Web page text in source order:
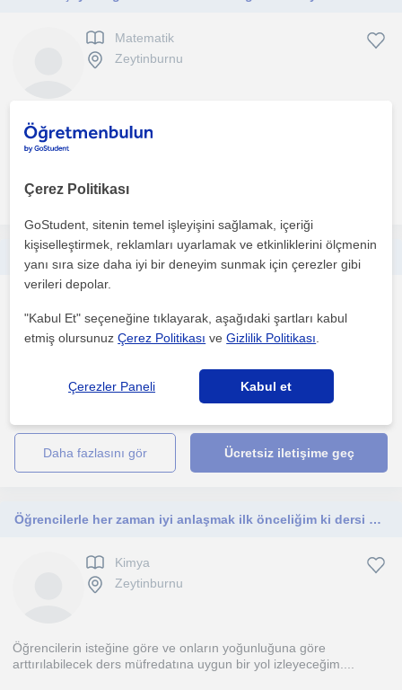
Matematik
Zeytinburnu
Birebir eğitimde öğrencilere daha önce benimde zorlandığım
derse anlaşılır bir şekilde nerede zorlandığını bildiğim...
daha fazlasını gör
Zeytinburnu
Birseysel ihtiyacınız konusunda size yardımcı olmaktan mutluluk
duyarım sizi istediğiniz seviyeye getirebilme yolun...
daha fazlasını gör Ücretsiz iletişime geç
Öğrencilerle her zaman iyi anlaşmak ilk önceliğim ki dersi sevdirebileyim, Ortaokul ve Lise öğrencileriyle çalışmak istiyorum.
Kimya
Zeytinburnu
Öğrencilerin isteğine göre ve onların yoğunluğuna göre
arttırılabilecek ders müfredatına uygun bir yol izleyeceğim....
Çerez Politikası
GoStudent, sitenin temel işleyişini sağlamak, içeriği
kişiselleştirmek, reklamları uyarlamak ve etkinliklerini ölçmenin
yanı sıra size daha iyi bir deneyim sunmak için çerezler gibi
verileri depolar.
"Kabul Et" seçeneğine tıklayarak, aşağıdaki şartları kabul
etmiş olursunuzÇerez Politikası veGizlilik Politikası
Çerezler Paneli Kabul et